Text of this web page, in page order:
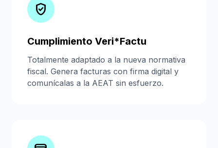
verified_user
Cumplimiento Veri*Factu
Totalmente adaptado a la nueva normativa
fiscal. Genera facturas con firma digital y
comunícalas a la AEAT sin esfuerzo.